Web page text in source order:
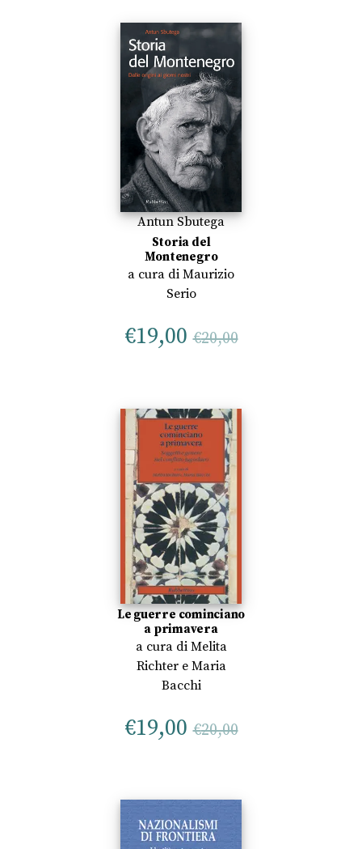
Antun Sbutega
Storia del
Montenegro
a cura di Maurizio
Serio
€19,00 €20,00
Le guerre cominciano
a primavera
a cura di Melita
Richtere Maria
Bacchi
€19,00 €20,00